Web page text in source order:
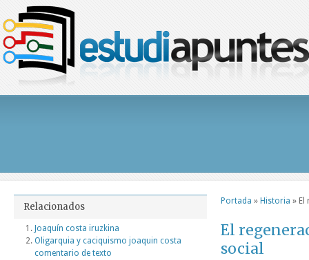
Portada » Historia »
El
social
Relacionados
Joaquín costa iruzkina
Oligarquia y caciquismo joaquin costa
comentario de texto